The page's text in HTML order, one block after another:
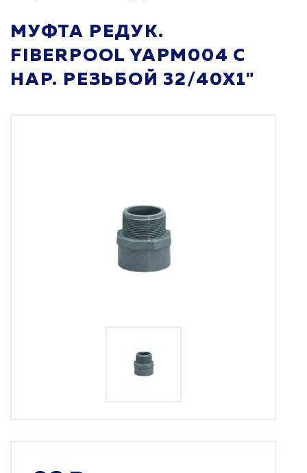
МУФТА РЕДУК.
FIBERPOOL YAPM004 С
НАР. РЕЗЬБОЙ 32/40X1"